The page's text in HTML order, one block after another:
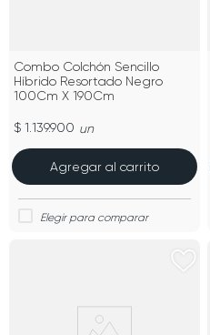
Combo Colchón Sencillo
Híbrido Resortado Negro
100Cm X 190Cm
$ 1.139.900 un
Agregar al carrito